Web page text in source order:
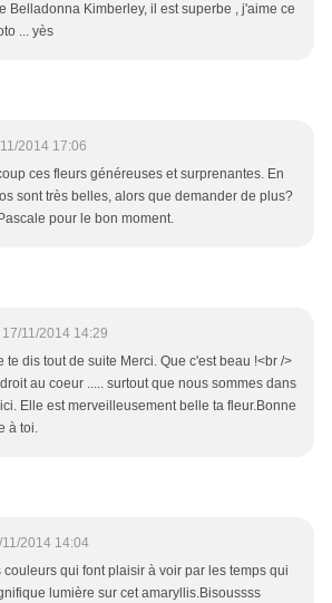
Belladonna Kimberley, il est superbe , j'aime ce
... yès
2014 17:06
ces fleurs généreuses et surprenantes. En
sont très belles, alors que demander de plus?
pour le bon moment.
17/11/2014 14:29
te dis tout de suite Merci. Que c'est beau !<br />
au coeur ..... surtout que nous sommes dans
Elle est merveilleusement belle ta fleur.Bonne
à toi.
11/2014 14:04
couleurs qui font plaisir à voir par les temps qui
lumière sur cet amaryllis.Bisoussss